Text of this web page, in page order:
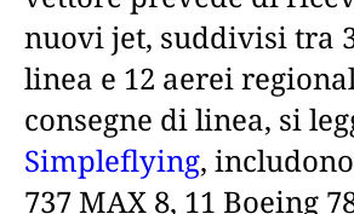
nuovi jet, suddivisi tra
linea e 12 aerei
consegne di linea, si
Simpleflying,
737 MAX 8, 11 Boeing